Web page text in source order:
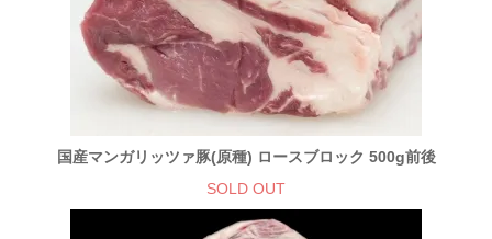
国産マンガリッツァ豚(原種) ロースブロック 500g前後
SOLD OUT